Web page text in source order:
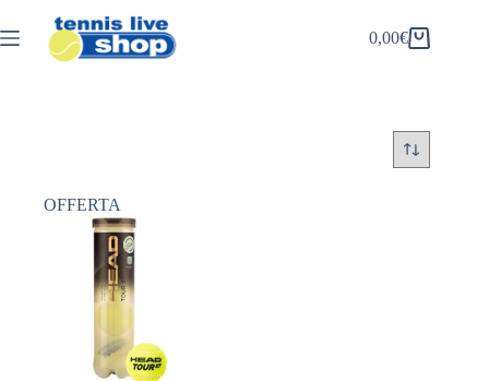
al
contenuto
Carrello
0,00€
OFFERTA